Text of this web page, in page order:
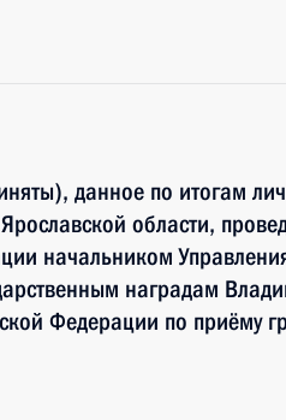
данное по итогам
области,
начальником
наградам
Федерации по приёму